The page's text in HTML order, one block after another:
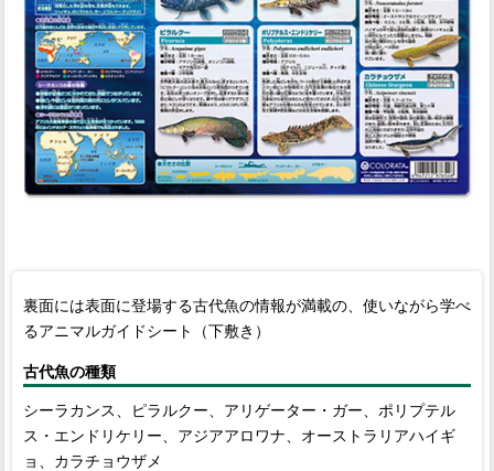
裏面には表面に登場する古代魚の情報が満載の、使いながら学べ
るアニマルガイドシート（下敷き）
古代魚の種類
シーラカンス、ピラルクー、アリゲーター・ガー、ポリプテル
ス・エンドリケリー、アジアアロワナ、オーストラリアハイギ
ョ、カラチョウザメ